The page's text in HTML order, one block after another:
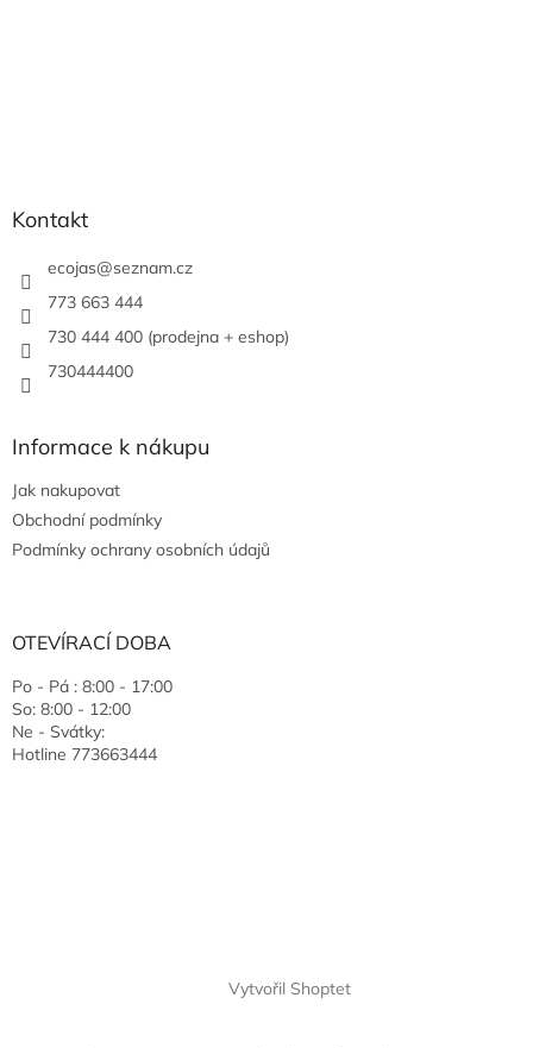
Kontakt
ecojas@seznam.cz
773 663 444
730 444 400 (prodejna + eshop)
730444400
Informace k nákupu
Jak nakupovat
Obchodní podmínky
Podmínky ochrany osobních údajů
OTEVÍRACÍ DOBA
Po - Pá : 8:00 - 17:00
So: 8:00 - 12:00
Ne - Svátky:
Hotline 773663444
Vytvořil Shoptet